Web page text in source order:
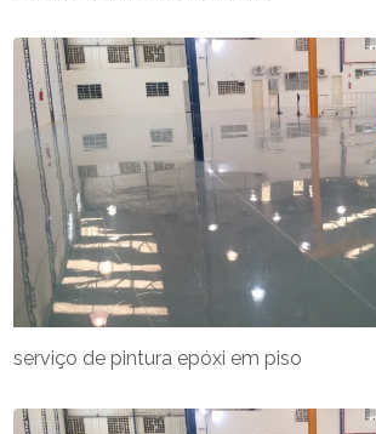
serviço de pintura epóxi em piso